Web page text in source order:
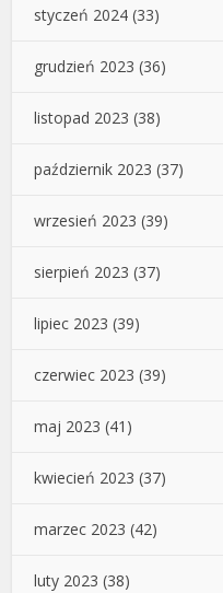
styczeń 2024 (33)
grudzień 2023 (36)
listopad 2023 (38)
październik 2023 (37)
wrzesień 2023 (39)
sierpień 2023 (37)
lipiec 2023 (39)
czerwiec 2023 (39)
maj 2023 (41)
kwiecień 2023 (37)
marzec 2023 (42)
luty 2023 (38)